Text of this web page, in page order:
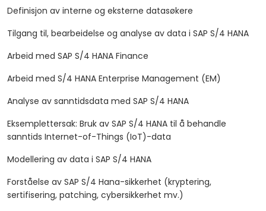
Definisjon av interne og eksterne datasøkere
Tilgang til, bearbeidelse og analyse av data i SAP S/4 HANA
Arbeid med SAP S/4 HANA Finance
Arbeid med S/4 HANA Enterprise Management (EM)
Analyse av sanntidsdata med SAP S/4 HANA
Eksemplettersak: Bruk av SAP S/4 HANA til å behandle
sanntids Internet-of-Things (IoT)-data
Modellering av data i SAP S/4 HANA
Forståelse av SAP S/4 Hana-sikkerhet (kryptering,
sertifisering, patching, cybersikkerhet mv.)